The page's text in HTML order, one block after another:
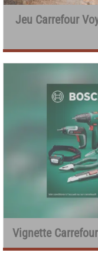
Jeu Carrefour
Vignette